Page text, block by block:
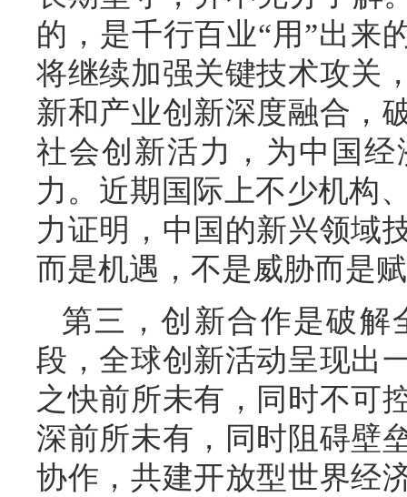
的，是千行百业“用”出来
将继续加强关键技术攻关
新和产业创新深度融合，
社会创新活力，为中国
力。近期国际上不少机构
力证明，中国的新兴领域
而是机遇，不是威胁而是
第三，创新合作是破解
段，全球创新活动呈现出
之快前所未有，同时不可
深前所未有，同时阻碍壁
协作，共建开放型世界经